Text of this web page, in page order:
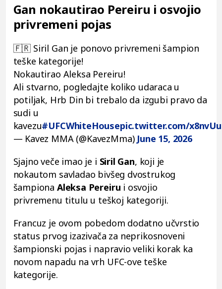
Gan nokautirao Pereiru i osvojio
privremeni pojas
🇫🇷 Siril Gan je ponovo privremeni šampion
teške kategorije!
Nokautirao Aleksa Pereiru!
Ali stvarno, pogledajte koliko udaraca u
potiljak, Hrb Din bi trebalo da izgubi pravo da
sudi u
kavezu#UFCWhiteHousepic.twitter.com/
— Kavez MMA (@KavezMma) June 15, 2026
Sjajno veče imao je i Siril Gan, koji je
nokautom savladao bivšeg dvostrukog
šampiona Aleksa Pereiru i osvojio
privremenu titulu u teškoj kategoriji.
Francuz je ovom pobedom dodatno učvrstio
status prvog izazivača za neprikosnoveni
šampionski pojas i napravio veliki korak ka
novom napadu na vrh UFC-ove teške
kategorije.